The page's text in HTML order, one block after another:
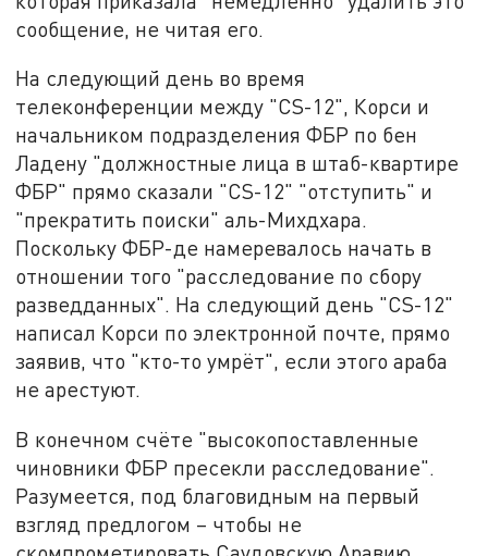
сообщение, не читая его.
На следующий день во время
телеконференции между "CS-12", Корси и
начальником подразделения ФБР по бен
Ладену "должностные лица в штаб-квартире
ФБР" прямо сказали "CS-12" "отступить" и
"прекратить поиски" аль-Михдхара.
Поскольку ФБР-де намеревалось начать в
отношении того "расследование по сбору
разведданных". На следующий день "CS-12"
написал Корси по электронной почте, прямо
заявив, что "кто-то умрёт", если этого араба
не арестуют.
В конечном счёте "высокопоставленные
чиновники ФБР пресекли расследование".
Разумеется, под благовидным на первый
взгляд предлогом – чтобы не